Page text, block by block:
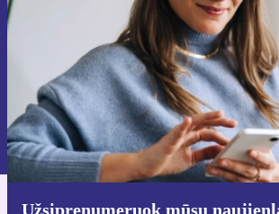
Užsiprenumeruok mūsų
Registruokitės
Informaciją apie asmens duomenų naudojimą rasi
Privatumo politikoje.